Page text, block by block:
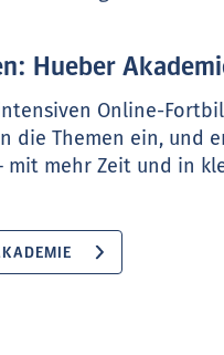
Hueber
Online-
die Themen ein, und
mit mehr Zeit und in